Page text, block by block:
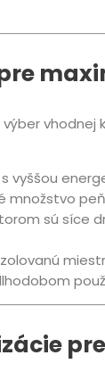
vhodnej
vyššou
množstvo
sú síce